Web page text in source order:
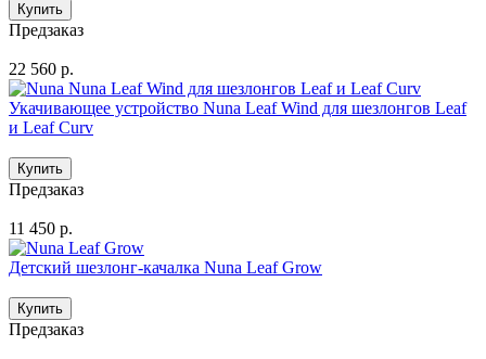
Предзаказ
22 560 р.
Укачивающее устройство Nuna Leaf Wind для шезлонгов Leaf
и Leaf Curv
Предзаказ
11 450 р.
Детский шезлонг-качалка Nuna Leaf Grow
Предзаказ